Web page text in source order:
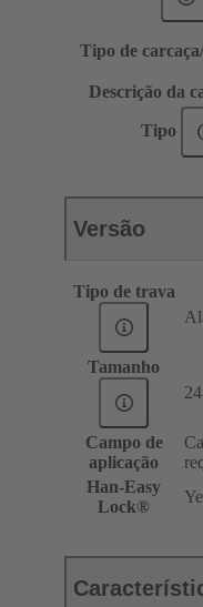
Tipo de
Descrição da
Tipo
Versão
Tipo de trava
Tamanho
Campo de
aplicação
Han-Easy
Lock®